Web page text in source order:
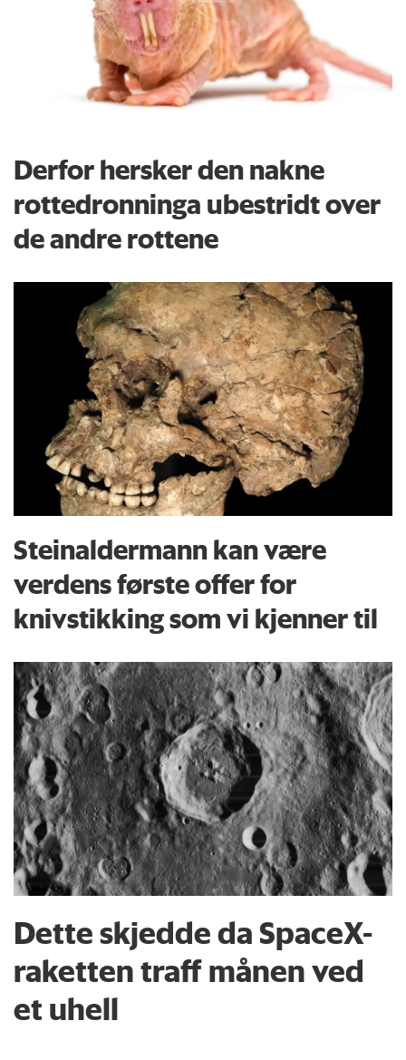
Derfor hersker den nakne
rottedronninga ubestridt over
de andre rottene
Steinaldermann kan være
verdens første offer for
knivstikking som vi kjenner til
Dette skjedde da SpaceX-
raketten traff månen ved
et uhell